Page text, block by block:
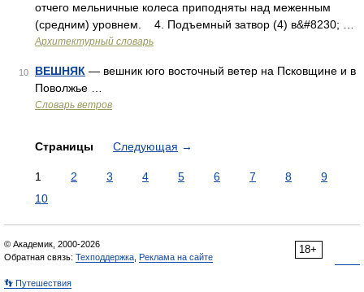
отчего мельничные колеса приподняты над меженным
(средним) уровнем. 4. Подъемный затвор (4) в&#8230; …
Архитектурный словарь
10 ВЕШНЯК — вешник юго восточный ветер на Псковщине и в
Поволжье …
Словарь ветров
Страницы Следующая →
1 2 3 4 5 6 7 8
9
10
18+
© Академик, 2000-2026
Обратная связь: Техподдержка Реклама на сайте
👣 Путешествия